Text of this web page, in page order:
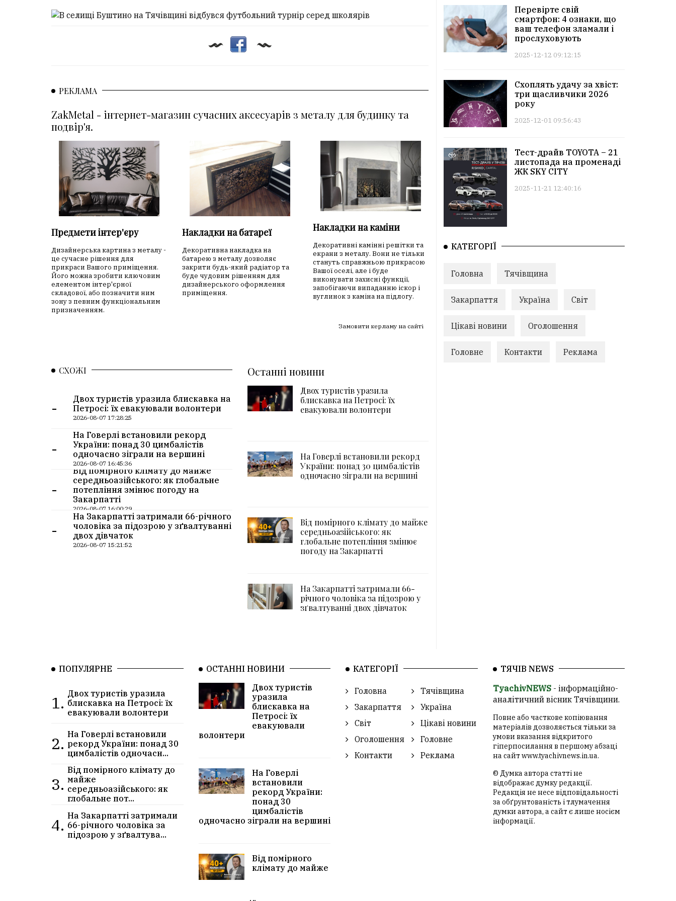
РЕКЛАМА
ZakMetal - інтернет-магазин сучасних аксесуарів з металу для будинку та
подвір'я.
Предмети інтер'єру
Дизайнерська картина з металу -
це сучасне рішення для
прикраси Вашого приміщення.
Його можна зробити ключовим
елементом інтер'єрної
складової, або позначити ним
зону з певним функціональним
призначенням.
Накладки на батареї
Декоративна накладка на
батарею з металу дозволяє
закрити будь-який радіатор та
буде чудовим рішенням для
дизайнерського оформлення
приміщення.
Накладки на каміни
Декоративні камінні решітки та
екрани з металу. Вони не тільки
стануть справжньою прикрасою
Вашої оселі, але і буде
виконувати захисні функції,
запобігаючи випаданню іскор і
вуглинок з каміна на підлогу.
Замовити керламу на сайті
СХОЖІ
-
Двох туристів уразила блискавка на
Петросі: їх евакуювали волонтери
2026-08-07 17:28:25
-
На Говерлі встановили рекорд
України: понад 30 цимбалістів
одночасно зіграли на вершині
2026-08-07 16:45:36
-
Від помірного клімату до майже
середньоазійського: як глобальне
потепління змінює погоду на
Закарпатті
2026-08-07 16:00:29
-
На Закарпатті затримали 66-річного
чоловіка за підозрою у зґвалтуванні
двох дівчаток
2026-08-07 15:21:52
Останні новини
Двох туристів уразила
блискавка на Петросі: їх
евакуювали волонтери
На Говерлі встановили рекорд
України: понад 30 цимбалістів
одночасно зіграли на вершині
Від помірного клімату до майже
середньоазійського: як
глобальне потепління змінює
погоду на Закарпатті
На Закарпатті затримали 66-
річного чоловіка за підозрою у
зґвалтуванні двох дівчаток
Перевірте свій
смартфон: 4 ознаки, що
ваш телефон зламали і
прослуховують
2025-12-12 09:12:15
Схоплять удачу за хвіст:
три щасливчики 2026
року
2025-12-01 09:56:43
Тест-драйв TOYOTA – 21
листопада на променаді
ЖК SKY CITY
2025-11-21 12:40:16
КАТЕГОРІЇ
Головна Тячівщина
Закарпаття Україна Світ
Цікаві новини Оголошення
Головне Контакти Реклама
ПОПУЛЯРНЕ
1. Двох туристів уразила
блискавка на Петросі: їх
евакуювали волонтери
2. На Говерлі встановили
рекорд України: понад 30
цимбалістів одночасн...
3.
Від помірного клімату до
майже
середньоазійського: як
глобальне пот...
4. На Закарпатті затримали
66-річного чоловіка за
підозрою у зґвалтува...
ОСТАННІ НОВИНИ
Двох туристів
уразила
блискавка на
Петросі: їх
евакуювали
волонтери
На Говерлі
встановили
рекорд України:
понад 30
цимбалістів
одночасно зіграли на вершині
Від помірного
клімату до майже
КАТЕГОРІЇ
Головна
Тячівщина
Закарпаття
Україна
Світ
Цікаві новини
Оголошення
Головне
Контакти
Реклама
ТЯЧІВ NEWS
TyachivNEWS- інформаційно-
аналітичний вісник Тячівщини.
Повне або часткове копіювання
матеріалів дозволяється тільки за
умови вказання відкритого
гіперпосилання в першому абзаці
на сайт www.tyachivnews.in.ua.
© Думка автора статті не
відображає думку редакції.
Редакція не несе відповідальності
за обґрунтованість і тлумачення
думки автора, а сайт є лише носієм
інформації.